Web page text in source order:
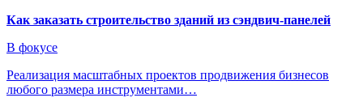
Как заказать строительство зданий из сэндвич-панелей
В фокусе
Реализация масштабных проектов продвижения бизнесов
любого размера инструментами…